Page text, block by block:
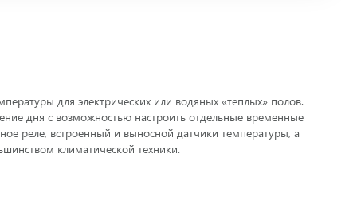
для электрических или водяных «теплых» полов.
дня с возможностью настроить отдельные временные
реле, встроенный и выносной датчики температуры, а
климатической техники.